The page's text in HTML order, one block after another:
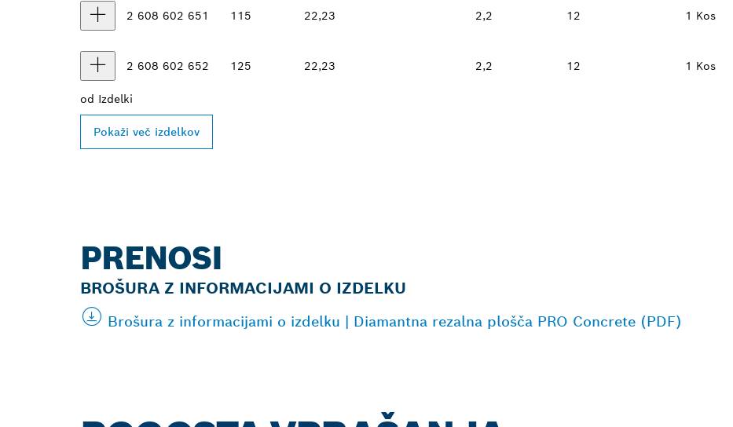
2 608 602 651 115 22,23 2,2 12 1 Kos
2 608 602 652 125 22,23 2,2 12 1 Kos
od Izdelki
Pokaži več izdelkov
PRENOSI
BROŠURA Z INFORMACIJAMI O IZDELKU
Brošura z informacijami o izdelku | Diamantna rezalna plošča PRO Concrete (PDF)